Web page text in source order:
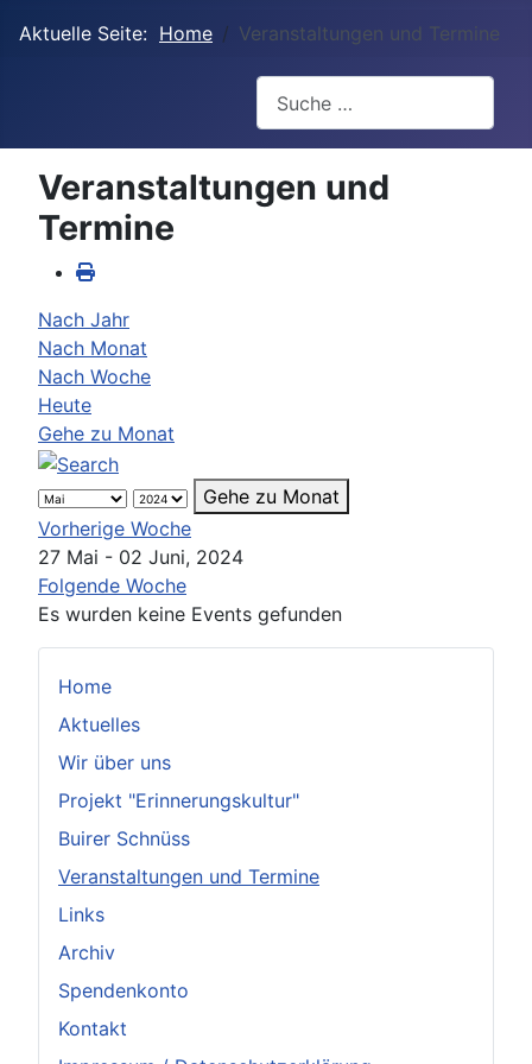
Aktuelle Seite: Home Veranstaltungen und Termine
Home
Aktuelles
Wir über uns
Projekt "Erinnerungskultur"
Buirer Schnüss
Veranstaltungen und Termine
Links
Archiv
Spendenkonto
Kontakt
Veranstaltungen und
Termine
Nach Jahr
Nach Monat
Nach Woche
Heute
Gehe zu Monat
Gehe zu Monat
Vorherige Woche
27 Mai - 02 Juni, 2024
Folgende Woche
Es wurden keine Events gefunden